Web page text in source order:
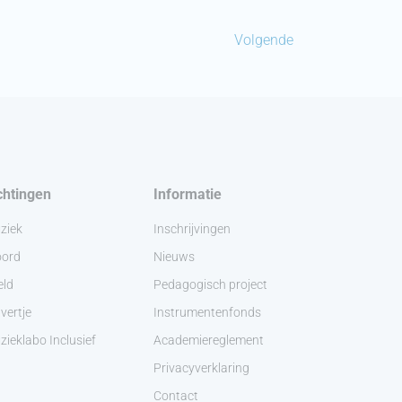
Volgende
Inclusief
Informatie
Inschrijvingen
Nieuws
Pedagogisch project
Instrumentenfonds
Academiereglement
Privacyverklaring
Contact